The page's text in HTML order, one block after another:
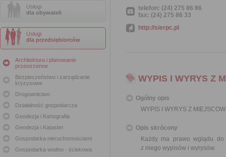
Usługi
dla obywateli
Usługi
dla przedsiębiorców
Architektura i planowanie
przestrzenne
Bezpieczeństwo i zarządzanie
kryzysowe
Drogownictwo
Działalność gospodarcza
Geodezja i Kartografia
Geodezja i Kataster
Gospodarka nieruchomościami
Gospodarka wodno - ściekowa
telefon: (24) 275 86 86
fax: (24) 275 86 33
http://sierpc.pl
WYPIS I WYRYS Z
Ogólny opis
WYPIS I WYRYS Z
Opis skrócony
Każdy ma prawo wglądu do
z niego wypisów i wyrysów.